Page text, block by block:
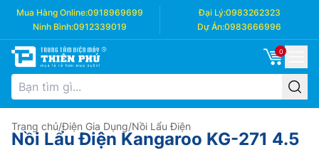
Mua Hàng Online:0918969699 Đại Lý:0983262323
Ninh Bình:0912339019 Dự Án:0983666996
0
Trang chủ/Điện Gia Dụng/Nồi Lẩu Điện
Nồi Lẩu Điện Kangaroo KG-271 4.5